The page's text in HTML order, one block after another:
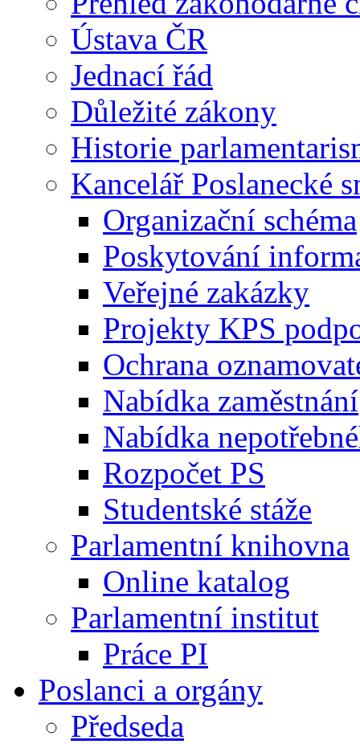
Ústava ČR
Jednací řád
Důležité zákony
Historie
Kancelář Poslanecké
Organizační schéma
Poskytování
Veřejné zakázky
Projekty KPS
Ochrana
Nabídka zaměstnání
Nabídka
Rozpočet PS
Studentské stáže
Parlamentní knihovna
Online katalog
Parlamentní institut
Práce PI
Poslanci a orgány
Předseda